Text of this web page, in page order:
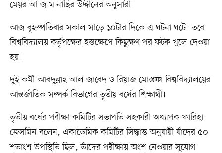
মেয়র আ জ ম নাছির উদ্দীনের অনুসারী।
আজ বৃহস্পতিবার সকাল সাড়ে ১০টার দিকে এ ঘটনা ঘটে। তবে
বিশ্ববিদ্যালয় কর্তৃপক্ষের হস্তক্ষেপে কিছুক্ষণ পর ফটক খুলে দেওয়া
হয়।
দুই কর্মী আবদুল্লাহ আল জাবেদ ও রিয়াজ মোস্তফা বিশ্ববিদ্যালয়ের
আন্তর্জাতিক সম্পর্ক বিভাগের তৃতীয় বর্ষের শিক্ষার্থী।
তৃতীয় বর্ষের পরীক্ষা কমিটির সভাপতি সহকারী অধ্যাপক ফারিহা
জেসমিন বলেন, একাডেমিক কমিটির সিদ্ধান্ত অনুযায়ী যাঁদের ৫০
শতাংশ উপস্থিতি ছিল, তাঁদের পরীক্ষায় অংশ নেওয়ার সুযোগ